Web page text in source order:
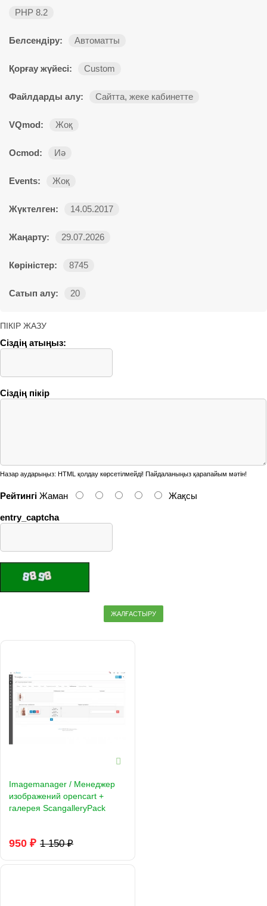
PHP 8.2
Белсендіру: Автоматты
Қорғау жүйесі: Custom
Файлдарды алу: Сайтта, жеке кабинетте
VQmod: Жоқ
Ocmod: Иә
Events: Жоқ
Жүктелген: 14.05.2017
Жаңарту: 29.07.2026
Көріністер: 8745
Сатып алу: 20
ПІКІР ЖАЗУ
Сіздің атыңыз:
Сіздің пікір
Назар аударыңыз: HTML қолдау көрсетілмейді! Пайдаланыңыз қарапайым мәтін!
Рейтингі Жаман Жақсы
entry_captcha
ЖАЛҒАСТЫРУ
Imagemanager / Менеджер
изображений opencart +
галерея ScangalleryPack
950 ₽ 1 150 ₽